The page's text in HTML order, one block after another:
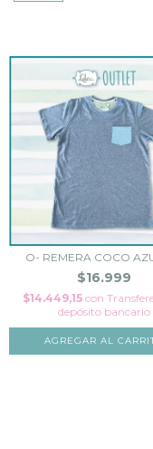
O- REMERA COCO
$16.999
$14.449,15 con
depósito bancario
AGREGAR AL